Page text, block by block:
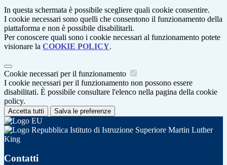
In questa schermata è possibile scegliere quali cookie consentire.
I cookie necessari sono quelli che consentono il funzionamento della
piattaforma e non è possibile disabilitarli.
Per conoscere quali sono i cookie necessari al funzionamento potete
visionare la COOKIE POLICY.
Cookie necessari per il funzionamento
I cookie necessari per il funzionamento non possono essere
disabilitati. È possibile consultare l'elenco nella pagina della cookie
policy.
Accetta tutti Salva le preferenze
Istituto di Istruzione Superiore Martin Luther
King
Contatti